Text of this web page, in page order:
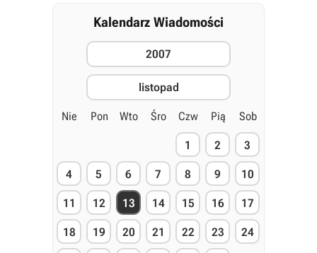
Kalendarz Wiadomości
2007
listopad
Nie Pon Wto Śro Czw Pią Sob
1 2 3
4 5 6 7 8 9 10
11 12 13 14 15 16 17
18 19 20 21 22 23 24